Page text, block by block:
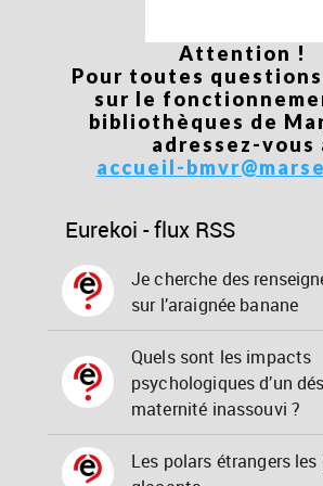
Attention !
Pour toutes
sur le
bibliothèques de
adressez-vous
accueil-
Eurekoi - flux RSS
Je cherche des
sur l’araignée banane
Quels sont les impacts
psychologiques d’un
maternité inassouvi ?
Les polars étrangers les